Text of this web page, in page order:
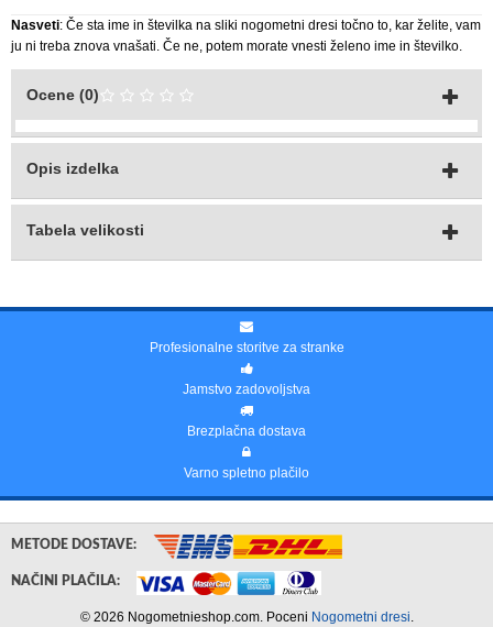
Nasveti: Če sta ime in številka na sliki nogometni dresi točno to, kar želite, vam
ju ni treba znova vnašati. Če ne, potem morate vnesti želeno ime in številko.
Ocene (0)
Opis izdelka
Tabela velikosti
Profesionalne storitve za stranke
Jamstvo zadovoljstva
Brezplačna dostava
Varno spletno plačilo
METODE DOSTAVE:
NAČINI PLAČILA:
© 2026 Nogometnieshop.com. Poceni Nogometni dresi.